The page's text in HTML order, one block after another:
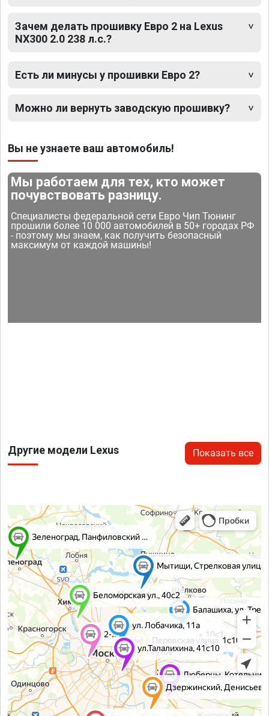
Зачем делать прошивку Евро 2 на Lexus
NX300 2.0 238 л.с.?
Есть ли минусы у прошивки Евро 2?
Можно ли вернуть заводскую прошивку?
Вы не узнаете ваш автомобиль!
Мы работаем для тех, кто может
почувствовать разницу.
Специалисты федеральной сети Евро Чип Тюнинг
прошили более 10 000 автомобилей в 50+ городах РФ
- поэтому мы знаем, как получить безопасный
максимум от каждой машины!
Другие модели Lexus Показать все